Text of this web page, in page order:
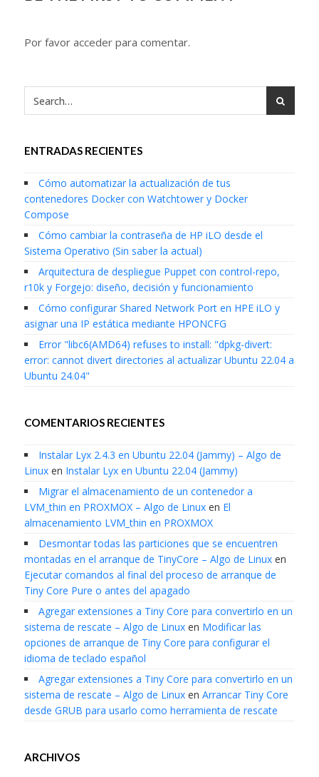
Por favor acceder para comentar.
ENTRADAS RECIENTES
Cómo automatizar la actualización de tus
contenedores Docker con Watchtower y Docker
Compose
Cómo cambiar la contraseña de HP iLO desde el
Sistema Operativo (Sin saber la actual)
Arquitectura de despliegue Puppet con control-repo,
r10k y Forgejo: diseño, decisión y funcionamiento
Cómo configurar Shared Network Port en HPE iLO y
asignar una IP estática mediante HPONCFG
Error "libc6(AMD64) refuses to install: "dpkg-divert:
error: cannot divert directories al actualizar Ubuntu 22.04 a
Ubuntu 24.04"
COMENTARIOS RECIENTES
Instalar Lyx 2.4.3 en Ubuntu 22.04 (Jammy) – Algo de
Linuxen Instalar Lyx en Ubuntu 22.04 (Jammy)
Migrar el almacenamiento de un contenedor a
LVM_thin en PROXMOX – Algo de Linuxen El
almacenamiento LVM_thin en PROXMOX
Desmontar todas las particiones que se encuentren
montadas en el arranque de TinyCore – Algo de Linuxen
Ejecutar comandos al final del proceso de arranque de
Tiny Core Pure o antes del apagado
Agregar extensiones a Tiny Core para convertirlo en un
sistema de rescate – Algo de Linuxen Modificar las
opciones de arranque de Tiny Core para configurar el
idioma de teclado español
Agregar extensiones a Tiny Core para convertirlo en un
sistema de rescate – Algo de Linuxen Arrancar Tiny Core
desde GRUB para usarlo como herramienta de rescate
ARCHIVOS